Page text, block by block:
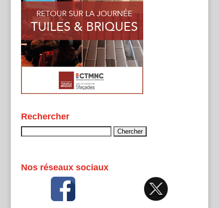
Rechercher
Nos réseaux sociaux